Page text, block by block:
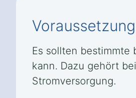
Es sollten bestimmte
kann. Dazu gehört
Stromversorgung.